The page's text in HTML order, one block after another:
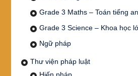
Grade 3 Maths – Toán tiếng
Grade 3 Science – Khoa học
Ngữ pháp
Thư viện pháp luật